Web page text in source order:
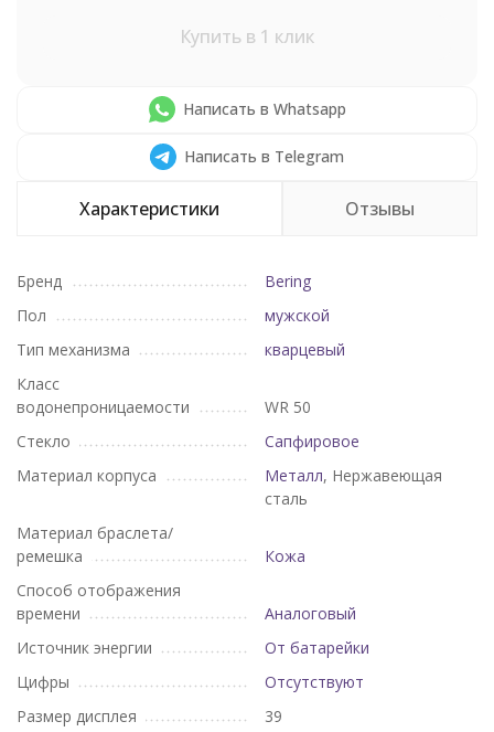
Купить в 1 клик
Написать в Whatsapp
Написать в Telegram
Характеристики Отзывы
Бренд
Bering
Пол
мужской
Тип механизма
кварцевый
Класс
водонепроницаемости
WR 50
Стекло
Сапфировое
Материал корпуса
Металл, Нержавеющая
сталь
Материал браслета/
ремешка
Кожа
Способ отображения
времени
Аналоговый
Источник энергии
От батарейки
Цифры
Отсутствуют
Размер дисплея
39